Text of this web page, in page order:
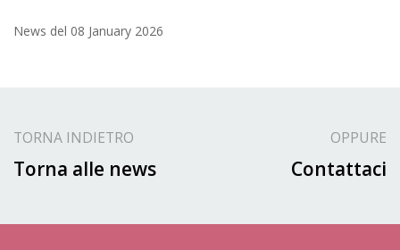
News del 08 January 2026
TORNA INDIETRO
Torna alle news
OPPURE
Contattaci